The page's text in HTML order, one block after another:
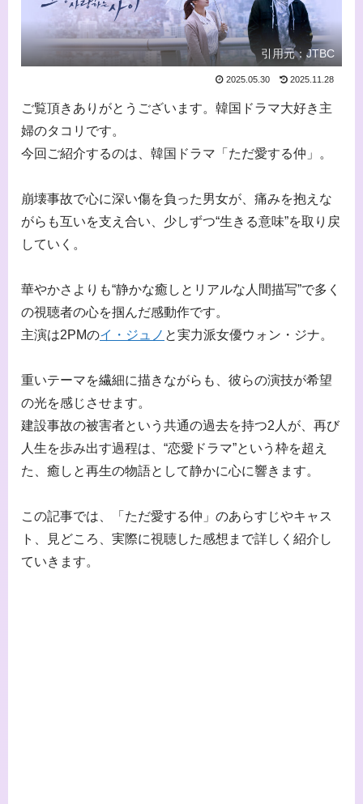
引用元：JTBC
2025.05.30 2025.11.28
ご覧頂きありがとうございます。韓国ドラマ大好き主
婦のタコリです。
今回ご紹介するのは、韓国ドラマ「ただ愛する仲」。
崩壊事故で心に深い傷を負った男女が、痛みを抱えな
がらも互いを支え合い、少しずつ“生きる意味”を取り戻
していく。
華やかさよりも“静かな癒しとリアルな人間描写”で多く
の視聴者の心を掴んだ感動作です。
主演は2PMのイ・ジュノ と実力派女優ウォン・ジナ。
重いテーマを繊細に描きながらも、彼らの演技が希望
の光を感じさせます。
建設事故の被害者という共通の過去を持つ2人が、再び
人生を歩み出す過程は、“恋愛ドラマ”という枠を超え
た、癒しと再生の物語として静かに心に響きます。
この記事では、「ただ愛する仲」のあらすじやキャス
ト、見どころ、実際に視聴した感想まで詳しく紹介し
ていきます。